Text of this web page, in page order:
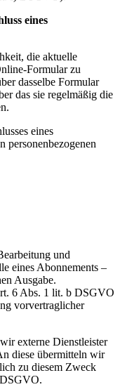
eines
die aktuelle
Formular zu
dasselbe Formular
das sie regelmäßig die
eines
personenbezogenen
und
eines Abonnements –
Ausgabe.
6 Abs. 1 lit. b DSGVO
vorvertraglicher
externe Dienstleister
diese übermitteln wir
zu diesem Zweck